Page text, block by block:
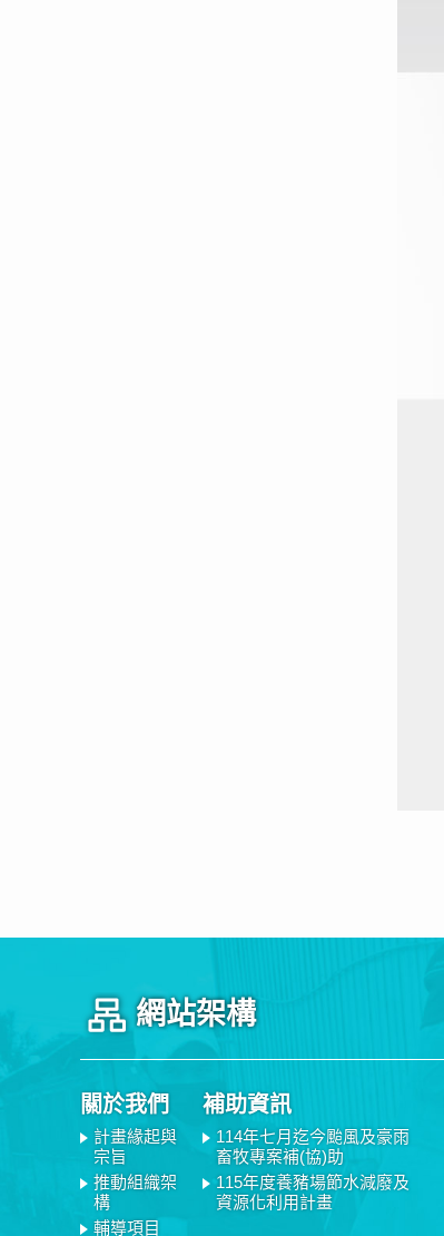
網站架構
關於我們
計畫緣起與
宗旨
推動組織架
構
輔導項目
補助資訊
114年七月迄今颱風及豪雨
畜牧專案補(協)助
115年度養豬場節水減廢及
資源化利用計畫